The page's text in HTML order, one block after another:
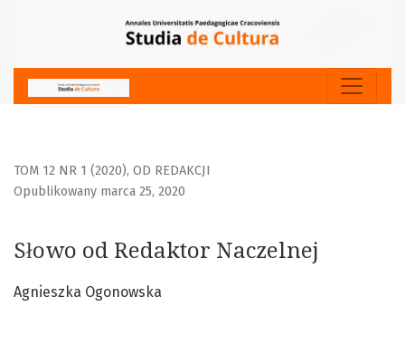
TOM 12 NR 1 (2020), OD REDAKCJI
Słowo od Redaktor Naczelnej
Opublikowany marca 25, 2020
Agnieszka Ogonowska